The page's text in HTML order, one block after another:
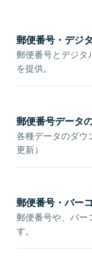
郵便番号・デジ
郵便番号とデジタ
を提供。
郵便番号データ
各種データのダウ
更新）
郵便番号・バー
郵便番号や、バー
す。